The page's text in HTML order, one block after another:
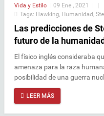
Vida y Estilo | 09 Ene , 2021 | |
Tags: Hawking Humanidad
Las predicciones de
futuro de la
El físico inglés consideraba
amenaza para la raza
posibilidad de una guerra
LEER MÁS